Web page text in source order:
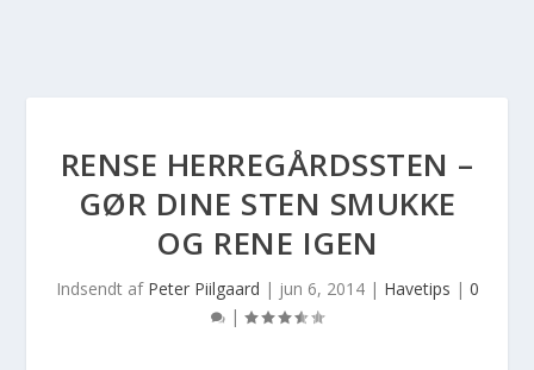
RENSE HERREGÅRDSSTEN –
GØR DINE STEN SMUKKE
OG RENE IGEN
Indsendt af Peter Piilgaard | jun 6, 2014| Havetips | 0
|